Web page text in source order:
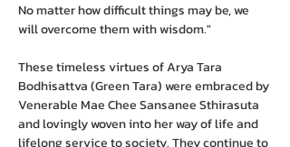
No matter how difficult things may be, we
will overcome them with wisdom."
These timeless virtues of Arya Tara
Bodhisattva (Green Tara) were embraced by
Venerable Mae Chee Sansanee Sthirasuta
and lovingly woven into her way of life and
lifelong service to society. They continue to